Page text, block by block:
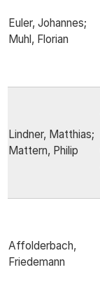
Euler, Johannes;
Muhl, Florian
Lindner, Matthias;
Mattern, Philip
Affolderbach,
Friedemann